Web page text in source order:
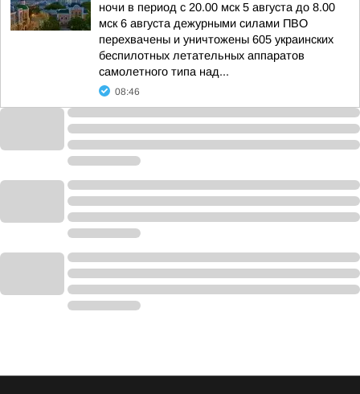
ночи в период с 20.00 мск 5 августа до 8.00
мск 6 августа дежурными силами ПВО
перехвачены и уничтожены 605 украинских
беспилотных летательных аппаратов
самолетного типа над...
08:46